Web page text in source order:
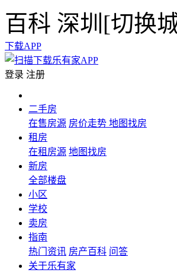
百科 深圳[切换
下载APP
登录 注册
二手房
在售房源 房价走势 地图找房
租房
在租房源 地图找房
新房
全部楼盘
小区
学校
卖房
指南
热门资讯 房产百科 问答
关于乐有家